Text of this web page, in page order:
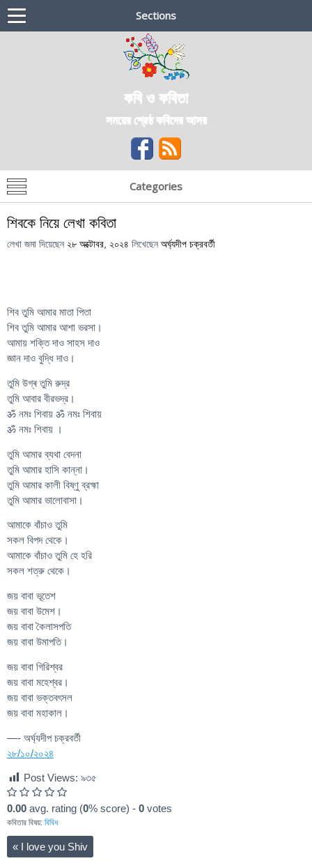
Sections
কবি ও কবিতা
সময়ের শ্রেষ্ঠ কবিদের আসর
Categories
শিবকে নিয়ে লেখা কবিতা
লেখা জমা দিয়েছেন ২৮ অক্টোবর, ২০২৪ লিখেছেন অর্ঘ্যদীপ চক্রবর্তী
শিব তুমি আমার মাতা পিতা
শিব তুমি আমার আশা ভরসা।
আমায় শক্তি দাও সাহস দাও
জ্ঞান দাও বুদ্ধি দাও।
তুমি উগ্ৰ তুমি রুদ্র
তুমি আবার বীরভদ্র।
ॐ নমঃ শিবায় ॐ নমঃ শিবায়
ॐ নমঃ শিবায় ।
তুমি আমার ব্যথা বেদনা
তুমি আমার হাসি কান্না।
তুমি আমার কালী বিষ্ণু ব্রহ্মা
তুমি আমার ভালোবাসা।
আমাকে বাঁচাও তুমি
সকল বিপদ থেকে।
আমাকে বাঁচাও তুমি হে হরি
সকল শত্রু থেকে।
জয় বাবা ভূতেশ
জয় বাবা উমেশ।
জয় বাবা কৈলাসপতি
জয় বাবা উমাপতি।
জয় বাবা গিরিশ্বর
জয় বাবা মহেশ্বর।
জয় বাবা ভক্তবৎসল
জয় বাবা মহাকাল।
—- অর্ঘ্যদীপ চক্রবর্তী
২৮/১০/২০২৪
Post Views: ৯৩৫
0.00 avg. rating (0% score) - 0 votes
কবিতার বিষয়: বিবিধ
« I love you Shiv